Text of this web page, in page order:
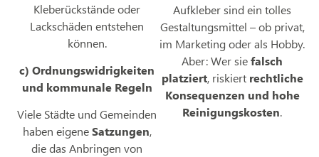
Kleberückstände oder
Lackschäden entstehen
können.
c) Ordnungswidrigkeiten
und kommunale Regeln
Viele Städte und Gemeinden
haben eigeneSatzungen,
die das Anbringen von
Aufkleber sind ein tolles
Gestaltungsmittel – ob privat,
im Marketing oder als Hobby.
Aber: Wer siefalsch
platziert, riskiert rechtliche
Konsequenzen und hohe
Reinigungskosten.